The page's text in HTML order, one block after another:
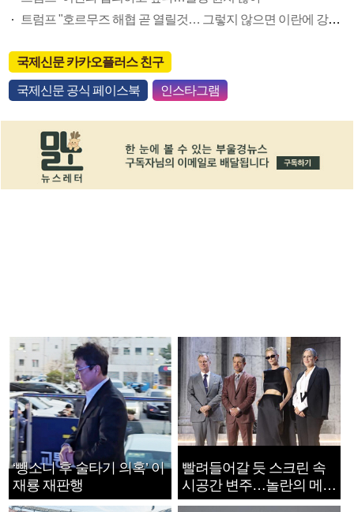
트럼프 "호르무즈 해협 곧 열릴것… 그렇지 않으면 이란에 강력 공격"
국제신문 카카오플러스 친구
국제신문 공식 페이스북 인스타그램
‘뺑소니 후 술타기 의혹’ 이
재룡 재판행
빨려들어갈 듯 스크린 속
시공간 변주…놀란의 메시
지는 ‘전쟁 속죄’